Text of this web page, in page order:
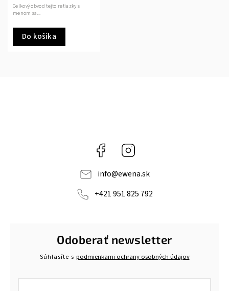
Do košíka
Celkový obvod tejto retiazky s
menom sa...
Facebook
info@ewena.sk
+421 951 825 792
Odoberať newsletter
Súhlasíte s podmienkami ochrany osobných údajov